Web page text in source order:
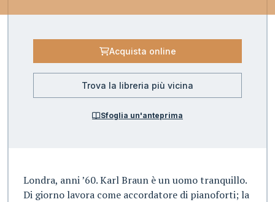
Acquista online
Trova la libreria più vicina
Sfoglia un'anteprima
Londra, anni ’60. Karl Braun è un uomo tranquillo.
Di giorno lavora come accordatore di pianoforti; la